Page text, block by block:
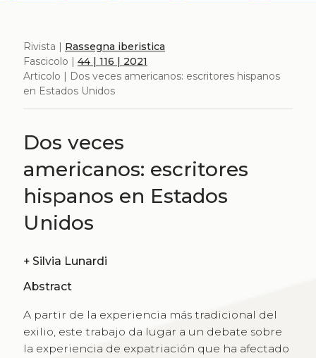
Rivista | Rassegna iberistica
Fascicolo | 44 | 116 | 2021
Articolo | Dos veces americanos: escritores hispanos
en Estados Unidos
Dos veces
americanos: escritores
hispanos en Estados
Unidos
+ Silvia Lunardi
Abstract
A partir de la experiencia más tradicional del
exilio, este trabajo da lugar a un debate sobre
la experiencia de expatriación que ha afectado